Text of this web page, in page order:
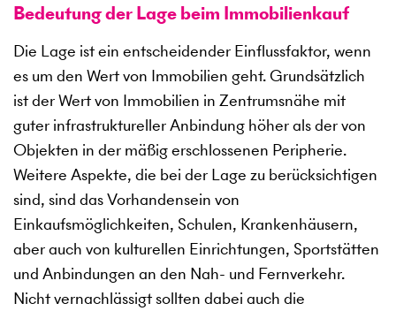
Bedeutung der Lage beim Immobilienkauf
Die Lage ist ein entscheidender Einflussfaktor, wenn
es um den Wert von Immobilien geht. Grundsätzlich
ist der Wert von Immobilien in Zentrumsnähe mit
guter infrastruktureller Anbindung höher als der von
Objekten in der mäßig erschlossenen Peripherie.
Weitere Aspekte, die bei der Lage zu berücksichtigen
sind, sind das Vorhandensein von
Einkaufsmöglichkeiten, Schulen, Krankenhäusern,
aber auch von kulturellen Einrichtungen, Sportstätten
und Anbindungen an den Nah- und Fernverkehr.
Nicht vernachlässigt sollten dabei auch die